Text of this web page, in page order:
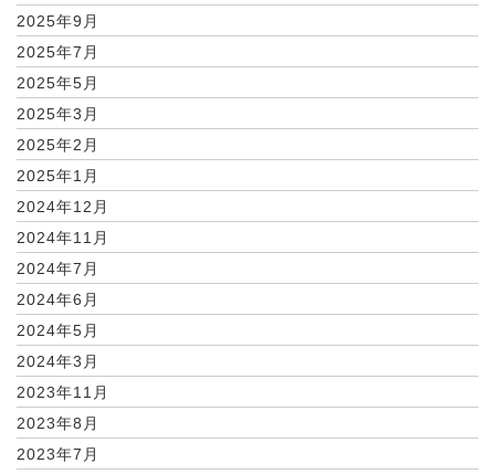
2025年9月
2025年7月
2025年5月
2025年3月
2025年2月
2025年1月
2024年12月
2024年11月
2024年7月
2024年6月
2024年5月
2024年3月
2023年11月
2023年8月
2023年7月